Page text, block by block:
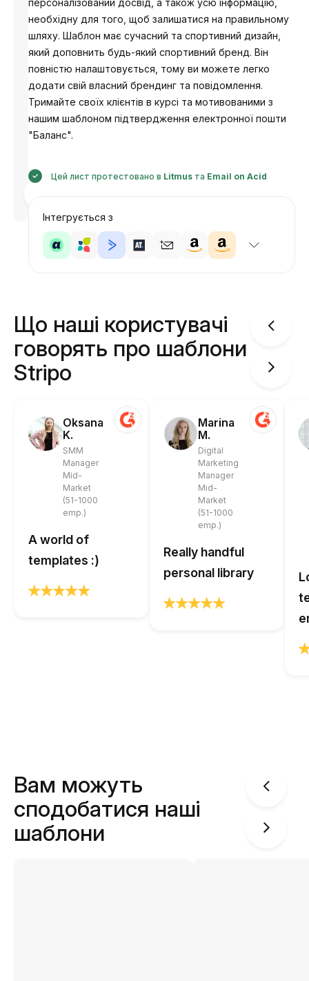
персоналізований досвід, а також усю інформацію,
необхідну для того, щоб залишатися на правильному
шляху. Шаблон має сучасний та спортивний дизайн,
який доповнить будь-який спортивний бренд. Він
повністю налаштовується, тому ви можете легко
додати свій власний брендинг та повідомлення.
Тримайте своїх клієнтів в курсі та мотивованими з
нашим шаблоном підтвердження електронної пошти
"Баланс".
Цей лист протестовано в Litmusта Email on Acid
Інтегрується з
Що наші користувачі
говорять про шаблони
Stripo
Oksana
K.
SMM
Manager
Mid-
Market
(51-1000
emp.)
A world of
templates :)
Marina
M.
Digital
Marketing
Manager
Mid-
Market
(51-1000
emp.)
Really handful
personal library
Вам можуть
сподобатися наші
шаблони